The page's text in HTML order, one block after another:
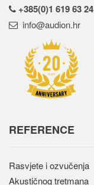
+385(0)1 619 63 24
rh.noidua@ofni
REFERENCE
Rasvjete i ozvučenja
Akustičnog tretmana